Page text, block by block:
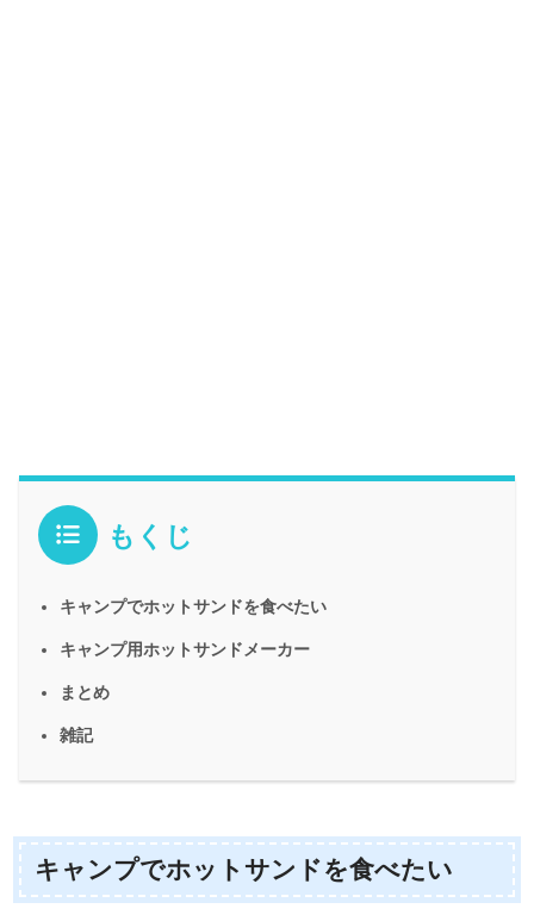
もくじ
キャンプでホットサンドを食べたい
キャンプ用ホットサンドメーカー
まとめ
雑記
キャンプでホットサンドを食べたい